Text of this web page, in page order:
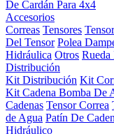
De Cardán Para 4x4
Accesorios
Correas Tensores
Del Tensor Polea
Hidráulica Otros
Distribución
Kit Distribución Kit
Kit Cadena Bomba De
Cadenas Tensor Correa
de Agua Patín De
Hidráulico